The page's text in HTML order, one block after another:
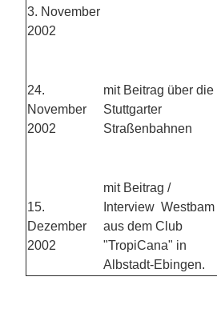
3. November
2002
24.
November
2002
mit Beitrag über die
Stuttgarter
Straßenbahnen
15.
Dezember
2002
mit Beitrag /
Interview Westbam
aus dem Club
"TropiCana" in
Albstadt-Ebingen.